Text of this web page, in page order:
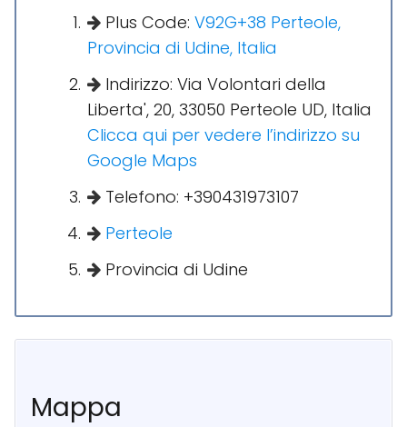
Plus Code: V92G+38 Perteole,
Provincia di Udine, Italia
Indirizzo: Via Volontari della
Liberta', 20, 33050 Perteole UD, Italia
Clicca qui per vedere l’indirizzo su
Google Maps
Telefono: +390431973107
Perteole
Provincia di Udine
Mappa